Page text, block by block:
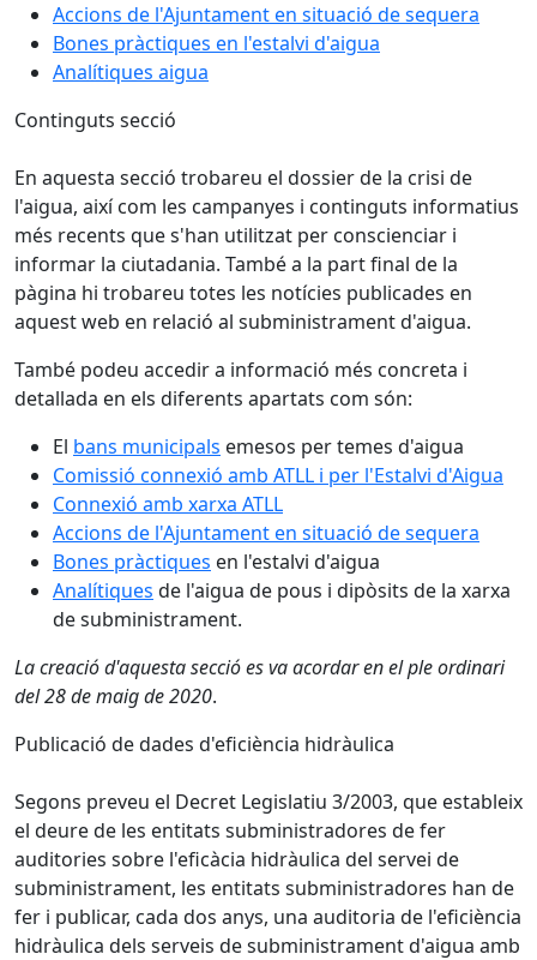
Accions de l'Ajuntament en situació de sequera
Bones pràctiques en l'estalvi d'aigua
Analítiques aigua
Continguts secció
En aquesta secció trobareu el dossier de la crisi de
l'aigua, així com les campanyes i continguts informatius
més recents que s'han utilitzat per conscienciar i
informar la ciutadania. També a la part final de la
pàgina hi trobareu totes les notícies publicades en
aquest web en relació al subministrament d'aigua.
També podeu accedir a informació més concreta i
detallada en els diferents apartats com són:
El bans municipals emesos per temes d'aigua
Comissió connexió amb ATLL i per l'Estalvi d'Aigua
Connexió amb xarxa ATLL
Accions de l'Ajuntament en situació de sequera
Bones pràctiques en l'estalvi d'aigua
Analítiques de l'aigua de pous i dipòsits de la xarxa
de subministrament.
La creació d'aquesta secció es va acordar en el ple ordinari
del 28 de maig de 2020.
Publicació de dades d'eficiència hidràulica
Segons preveu el Decret Legislatiu 3/2003, que estableix
el deure de les entitats subministradores de fer
auditories sobre l'eficàcia hidràulica del servei de
subministrament, les entitats subministradores han de
fer i publicar, cada dos anys, una auditoria de l'eficiència
hidràulica dels serveis de subministrament d'aigua amb